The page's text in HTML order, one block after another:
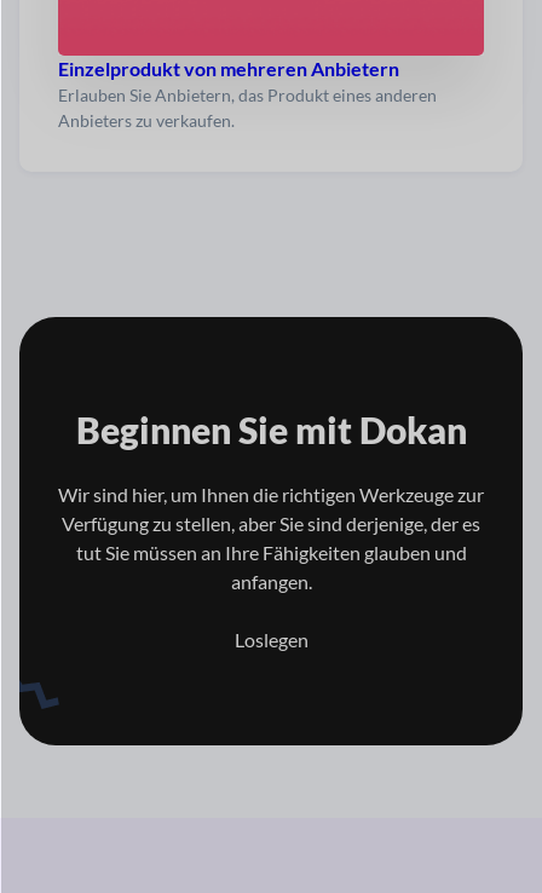
Einzelprodukt von mehreren Anbietern
Erlauben Sie Anbietern, das Produkt eines anderen
Anbieters zu verkaufen.
Beginnen Sie mitDokan
Wir sind hier, um Ihnen die richtigen Werkzeuge zur
Verfügung zu stellen, aber Sie sind derjenige, der es
tutSie müssen an Ihre Fähigkeiten glauben und
anfangen.
Loslegen